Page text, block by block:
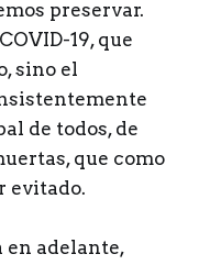
preservar.
19, que
sino el
de todos, de
que como
evitado.
en adelante,